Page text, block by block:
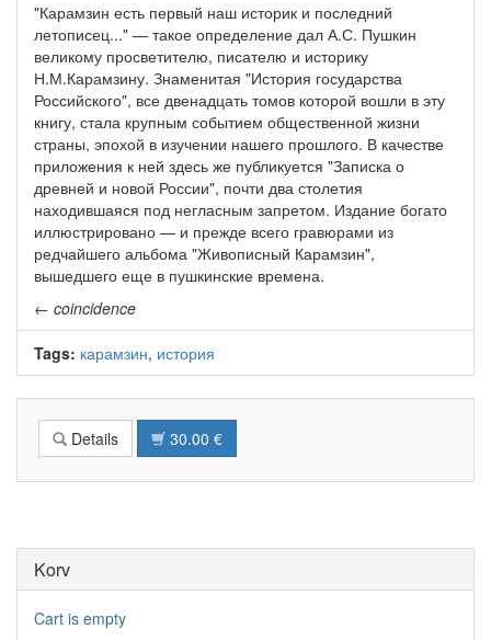
"Карамзин есть первый наш историк и последний
летописец..." — такое определение дал А.С. Пушкин
великому просветителю, писателю и историку
Н.М.Карамзину. Знаменитая "История государства
Российского", все двенадцать томов которой вошли в эту
книгу, стала крупным событием общественной жизни
страны, эпохой в изучении нашего прошлого. В качестве
приложения к ней здесь же публикуется "Записка о
древней и новой России", почти два столетия
находившаяся под негласным запретом. Издание богато
иллюстрировано — и прежде всего гравюрами из
редчайшего альбома "Живописный Карамзин",
вышедшего еще в пушкинские времена.
← coincidence
Tags: карамзин, история
Details 30.00 €
Korv
Cart is empty